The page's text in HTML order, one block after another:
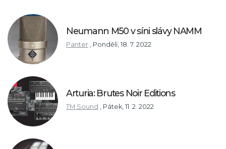
Neumann M50 v síni slávy NAMM
Panter , Pondělí, 18. 7. 2022
Arturia: Brutes Noir Editions
TM Sound , Pátek, 11. 2. 2022